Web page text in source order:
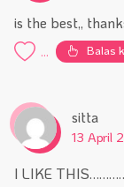
is the best,,
... Balas
sitta
13 April
I LIKE